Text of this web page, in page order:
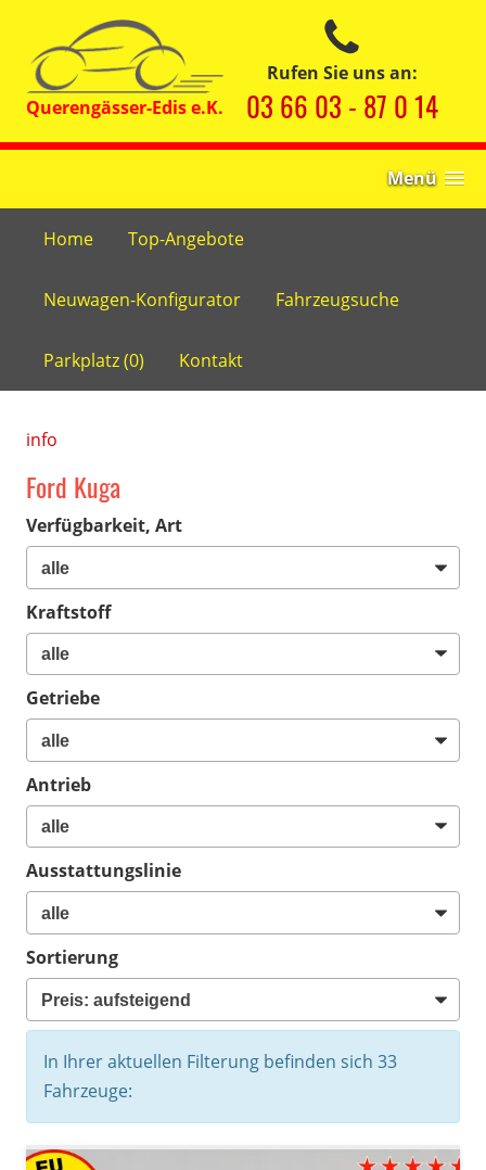
Rufen Sie uns an:
03 66 03 - 87 0 14
Menü
Home Top-Angebote
Neuwagen-Konfigurator Fahrzeugsuche
Parkplatz (0) Kontakt
info
Ford Kuga
Verfügbarkeit, Art
Kraftstoff
Getriebe
Antrieb
Ausstattungslinie
Sortierung
In Ihrer aktuellen Filterung befinden sich 33
Fahrzeuge: